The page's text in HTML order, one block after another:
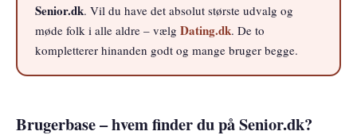
Senior.dk. Vil du have det absolut største udvalg og
møde folk i alle aldre – vælg Dating.dk. De to
kompletterer hinanden godt og mange bruger begge.
Brugerbase – hvem finder du på Senior.dk?